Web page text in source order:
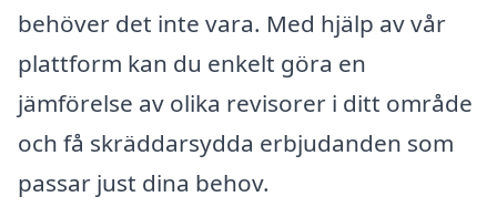
behöver det inte vara. Med hjälp av vår
plattform kan du enkelt göra en
jämförelse av olika revisorer i ditt område
och få skräddarsydda erbjudanden som
passar just dina behov.